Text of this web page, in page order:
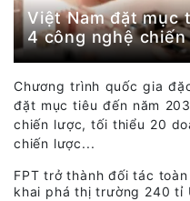
Việt Nam đặt mục
4 công nghệ
Chương trình quốc gia
đặt mục tiêu đến năm
chiến lược, tối thiểu 20
chiến lược...
FPT trở thành đối tác
khai phá thị trường 240 tỉ